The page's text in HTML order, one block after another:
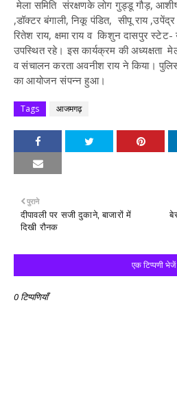
मेला समिति संरक्षणके लोग गुड्डू गौड़,
,डॉक्टर बंगाली, निकू पंडित, सीपू राय
रितेश राय, क्षमा राय व किशुन दासपुर
उपस्थित रहे।इस कार्यक्रम की अध्यक्षता
व संचालन करता अवनीश राय ने किया।
का आयोजन संपन्न हुआ।
Tags आजमगढ़
पुराने
दीपावली पर सजी दुकाने, बाजारों में
दिखी रौनक
एक टिप्पणी भेजें
0 टिप्पणियाँ